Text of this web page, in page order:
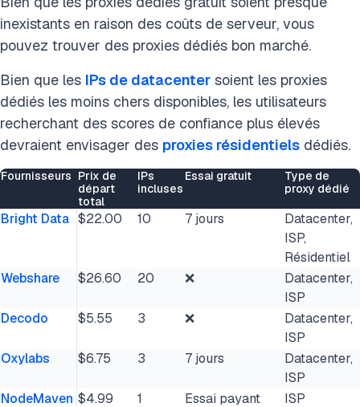
inexistants en raison des coûts de serveur, vous
pouvez trouver des proxies dédiés bon marché.
Bien que les IPs de datacenter soient les proxies
dédiés les moins chers disponibles, les utilisateurs
recherchant des scores de confiance plus élevés
devraient envisager des proxies résidentiels dédiés.
Fournisseurs Prix de
départ
total
IPs
incluses
Essai gratuit
Type de
proxy dédié
Bright Data $22.00 10 7 jours
Datacenter,
ISP,
Résidentiel
Webshare
$26.60 20 ❌
Datacenter,
ISP
Decodo
$5.55 3 ❌
Datacenter,
ISP
Oxylabs
$6.75 3 7 jours
Datacenter,
ISP
NodeMaven $4.99 1 Essai payant
ISP